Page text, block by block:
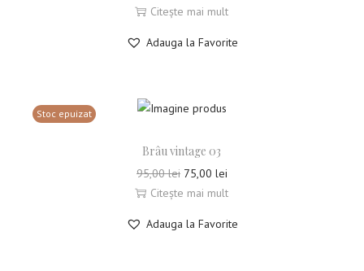
Citește mai mult
Adauga la Favorite
Stoc epuizat
Brâu vintage 03
95,00lei 75,00 lei
Citește mai mult
Adauga la Favorite